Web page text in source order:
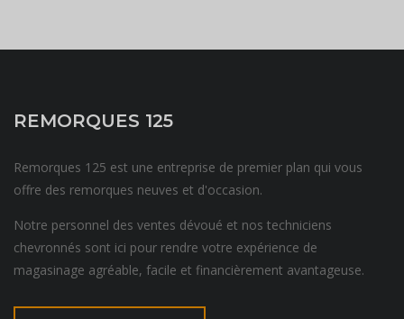
REMORQUES 125
Remorques 125 est une entreprise de premier plan qui vous
offre des remorques neuves et d'occasion.
Notre personnel des ventes dévoué et nos techniciens
chevronnés sont ici pour rendre votre expérience de
magasinage agréable, facile et financièrement avantageuse.